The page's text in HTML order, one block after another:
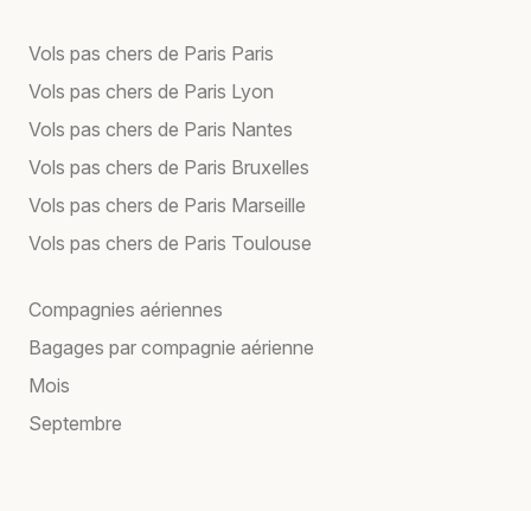
Vols pas chers de Paris Paris
Vols pas chers de Paris Lyon
Vols pas chers de Paris Nantes
Vols pas chers de Paris Bruxelles
Vols pas chers de Paris Marseille
Vols pas chers de Paris Toulouse
Compagnies aériennes
Bagages par compagnie aérienne
Mois
Septembre